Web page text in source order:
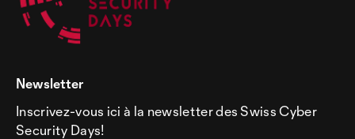
Newsletter
Inscrivez-vous ici à la newsletter des Swiss Cyber
Security Days!